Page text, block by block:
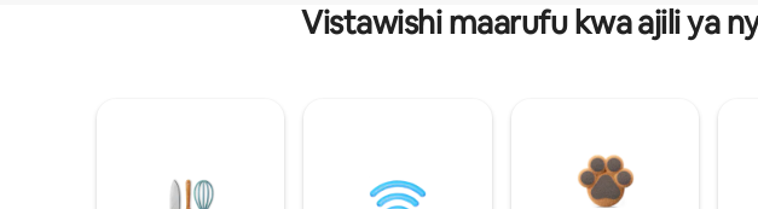
Vistawishi maarufu kwa ajili ya